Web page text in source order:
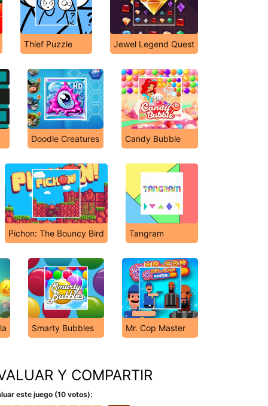
Thief Puzzle Jewel Legend Quest
Doodle Creatures Candy Bubble
Pichon: The Bouncy Bird Tangram
Smarty Bubbles Mr. Cop Master
Y COMPARTIR
este juego (10 votos):